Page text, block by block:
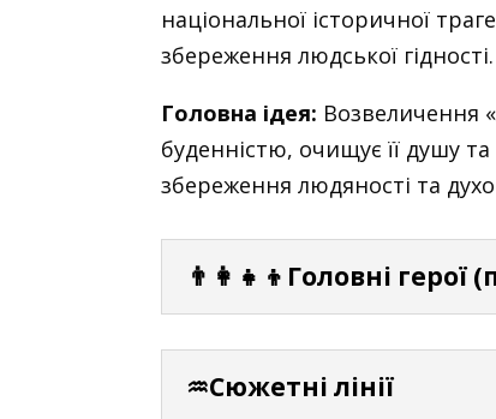
національної історичної
збереження людської гідності.
Головна ідея: Возвеличення
буденністю, очищує її душу
збереження людяності та
👨‍👩‍👧‍👦Головні герої
♒Сюжетні лінії